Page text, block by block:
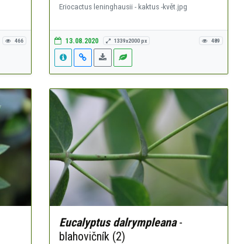
466
Eriocactus leninghausii - kaktus -květ.jpg
13.08.2020 1339x2000 px 489
Eucalyptus dalrympleana-
blahovičník (2)